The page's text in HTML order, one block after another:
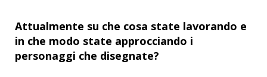
Attualmente su che cosa state lavorando e
in che modo state approcciando i
personaggi che disegnate?